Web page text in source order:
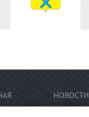
НОВОСТИ